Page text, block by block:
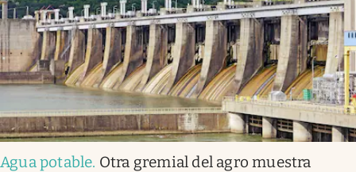
Agua potable. Otra gremial del agro muestra